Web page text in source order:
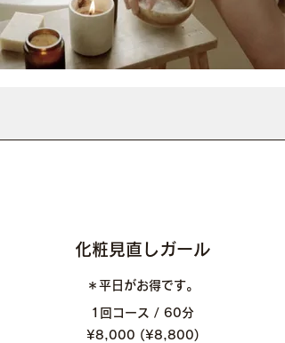
​化粧見直しガール
＊平日がお得です。
1回コース / 60分
​¥8,000 (¥8,800)